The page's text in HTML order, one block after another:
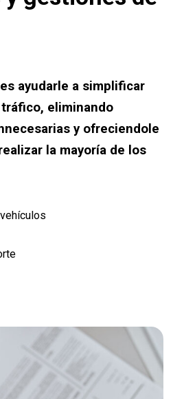
ayudarle a simplificar
eliminando
y ofreciendole
la mayoría de los